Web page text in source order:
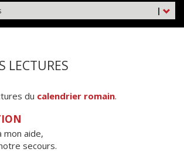
|
LECTURES
du calendrier romain.
mon aide,
secours.